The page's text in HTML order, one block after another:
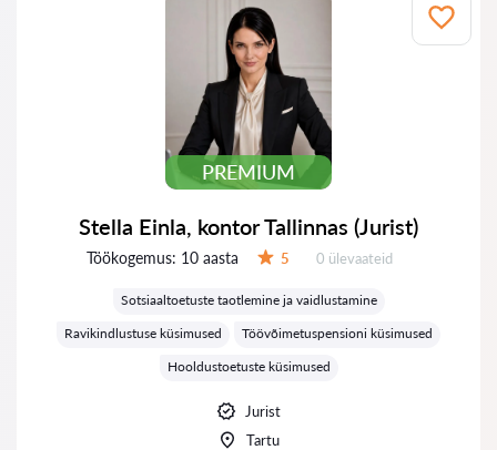
PREMIUM
Stella Einla, kontor Tallinnas (Jurist)
Töökogemus: 10 aasta 5 Ülevaateid:
0 ülevaateid
Sotsiaaltoetuste taotlemine ja vaidlustamine
Ravikindlustuse küsimused
Töövõimetuspensioni küsimused
Hooldustoetuste küsimused
Jurist
Tartu